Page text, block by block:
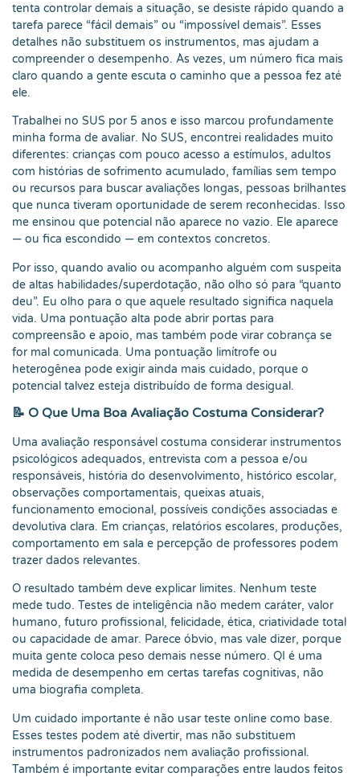
tenta controlar demais a situação, se desiste rápido quando a
tarefa parece “fácil demais” ou “impossível demais”. Esses
detalhes não substituem os instrumentos, mas ajudam a
compreender o desempenho. Às vezes, um número fica mais
claro quando a gente escuta o caminho que a pessoa fez até
ele.
Trabalhei no SUS por 5 anos e isso marcou profundamente
minha forma de avaliar. No SUS, encontrei realidades muito
diferentes: crianças com pouco acesso a estímulos, adultos
com histórias de sofrimento acumulado, famílias sem tempo
ou recursos para buscar avaliações longas, pessoas brilhantes
que nunca tiveram oportunidade de serem reconhecidas. Isso
me ensinou que potencial não aparece no vazio. Ele aparece
— ou fica escondido — em contextos concretos.
Por isso, quando avalio ou acompanho alguém com suspeita
de altas habilidades/superdotação, não olho só para “quanto
deu”. Eu olho para o que aquele resultado significa naquela
vida. Uma pontuação alta pode abrir portas para
compreensão e apoio, mas também pode virar cobrança se
for mal comunicada. Uma pontuação limítrofe ou
heterogênea pode exigir ainda mais cuidado, porque o
potencial talvez esteja distribuído de forma desigual.
📝 O Que Uma Boa Avaliação Costuma Considerar?
Uma avaliação responsável costuma considerar instrumentos
psicológicos adequados, entrevista com a pessoa e/ou
responsáveis, história do desenvolvimento, histórico escolar,
observações comportamentais, queixas atuais,
funcionamento emocional, possíveis condições associadas e
devolutiva clara. Em crianças, relatórios escolares, produções,
comportamento em sala e percepção de professores podem
trazer dados relevantes.
O resultado também deve explicar limites. Nenhum teste
mede tudo. Testes de inteligência não medem caráter, valor
humano, futuro profissional, felicidade, ética, criatividade total
ou capacidade de amar. Parece óbvio, mas vale dizer, porque
muita gente coloca peso demais nesse número. QI é uma
medida de desempenho em certas tarefas cognitivas, não
uma biografia completa.
Um cuidado importante é não usar teste online como base.
Esses testes podem até divertir, mas não substituem
instrumentos padronizados nem avaliação profissional.
Também é importante evitar comparações entre laudos feitos